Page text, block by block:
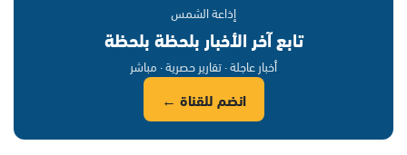
إذاعة الشمس
تابع آخر الأخبار بلحظة بلحظة
أخبار عاجلة · تقارير حصرية · مباشر
انضم للقناة ←